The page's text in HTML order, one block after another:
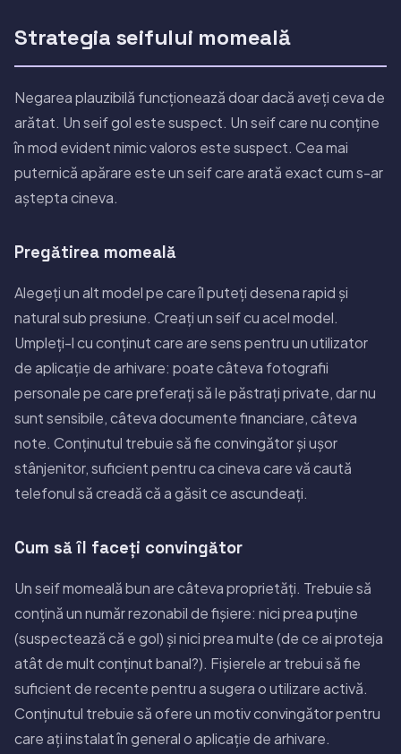
Strategia seifului momeală
Negarea plauzibilă funcționează doar dacă aveți ceva de
arătat. Un seif gol este suspect. Un seif care nu conține
în mod evident nimic valoros este suspect. Cea mai
puternică apărare este un seif care arată exact cum s-ar
aștepta cineva.
Pregătirea momeală
Alegeți un alt model pe care îl puteți desena rapid și
natural sub presiune. Creați un seif cu acel model.
Umpleți-l cu conținut care are sens pentru un utilizator
de aplicație de arhivare: poate câteva fotografii
personale pe care preferați să le păstrați private, dar nu
sunt sensibile, câteva documente financiare, câteva
note. Conținutul trebuie să fie convingător și ușor
stânjenitor, suficient pentru ca cineva care vă caută
telefonul să creadă că a găsit ce ascundeați.
Cum să îl faceți convingător
Un seif momeală bun are câteva proprietăți. Trebuie să
conțină un număr rezonabil de fișiere: nici prea puține
(suspectează că e gol) și nici prea multe (de ce ai proteja
atât de mult conținut banal?). Fișierele ar trebui să fie
suficient de recente pentru a sugera o utilizare activă.
Conținutul trebuie să ofere un motiv convingător pentru
care ați instalat în general o aplicație de arhivare.